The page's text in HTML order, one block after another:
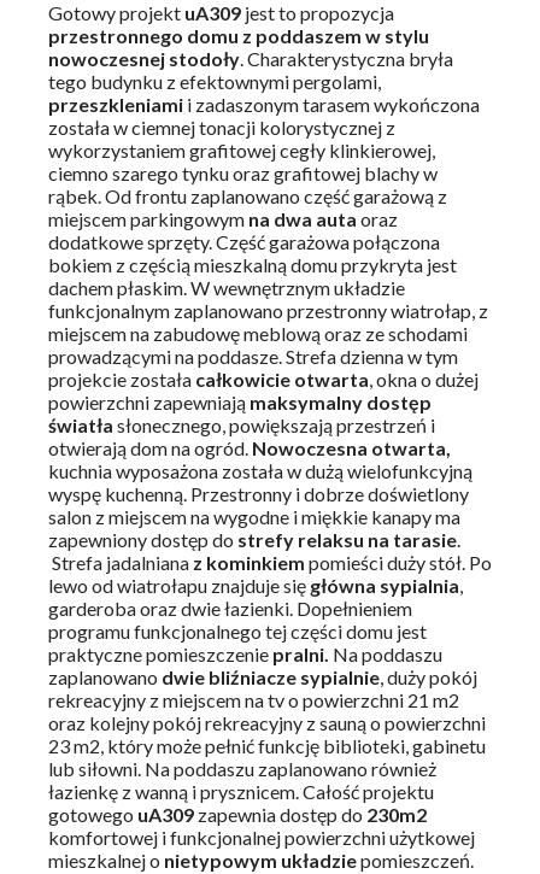
Gotowy projekt uA309 jest to propozycja
przestronnego domu z poddaszem w stylu
nowoczesnej stodoły. Charakterystyczna bryła
tego budynku z efektownymi pergolami,
przeszkleniami i zadaszonym tarasem wykończona
została w ciemnej tonacji kolorystycznej z
wykorzystaniem grafitowej cegły klinkierowej,
ciemno szarego tynku oraz grafitowej blachy w
rąbek. Od frontu zaplanowano część garażową z
miejscem parkingowym na dwa auta oraz
dodatkowe sprzęty. Część garażowa połączona
bokiem z częścią mieszkalną domu przykryta jest
dachem płaskim. W wewnętrznym układzie
funkcjonalnym zaplanowano przestronny wiatrołap, z
miejscem na zabudowę meblową oraz ze schodami
prowadzącymi na poddasze. Strefa dzienna w tym
projekcie została całkowicie otwarta, okna o dużej
powierzchni zapewniają maksymalny dostęp
światła słonecznego, powiększają przestrzeń i
otwierają dom na ogród. Nowoczesna otwarta,
kuchnia wyposażona została w dużą wielofunkcyjną
wyspę kuchenną. Przestronny i dobrze doświetlony
salon z miejscem na wygodne i miękkie kanapy ma
zapewniony dostęp do strefy relaksu na tarasie.
Strefa jadalniana z kominkiem pomieści duży stół. Po
lewo od wiatrołapu znajduje się główna sypialnia,
garderoba oraz dwie łazienki. Dopełnieniem
programu funkcjonalnego tej części domu jest
praktyczne pomieszczenie pralni. Na poddaszu
zaplanowano dwie bliźniacze sypialnie, duży pokój
rekreacyjny z miejscem na tv o powierzchni 21 m2
oraz kolejny pokój rekreacyjny z sauną o powierzchni
23 m2, który może pełnić funkcję biblioteki, gabinetu
lub siłowni. Na poddaszu zaplanowano również
łazienkę z wanną i prysznicem. Całość projektu
gotowego uA309 zapewnia dostęp do 230m2
komfortowej i funkcjonalnej powierzchni użytkowej
mieszkalnej o nietypowym układziepomieszczeń.